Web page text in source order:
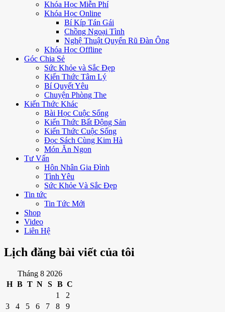
Khóa Học Miễn Phí
Khóa Học Online
Bí Kíp Tán Gái
Chồng Ngoại Tình
Nghệ Thuật Quyến Rũ Đàn Ông
Khóa Học Offline
Góc Chia Sẻ
Sức Khỏe và Sắc Đẹp
Kiến Thức Tâm Lý
Bí Quyết Yêu
Chuyện Phòng The
Kiến Thức Khác
Bài Học Cuộc Sống
Kiến Thức Bất Động Sản
Kiến Thức Cuộc Sống
Đọc Sách Cùng Kim Hà
Món Ăn Ngon
Tư Vấn
Hôn Nhân Gia Đình
Tình Yêu
Sức Khỏe Và Sắc Đẹp
Tin tức
Tin Tức Mới
Shop
Video
Liên Hệ
Lịch đăng bài viết của tôi
Tháng 8 2026
H B T N S B C
1
2
3
4 5 6 7 8
9